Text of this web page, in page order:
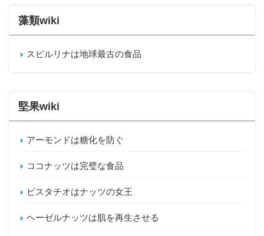
藻類wiki
スピルリナは地球最古の食品
堅果wiki
アーモンドは糖化を防ぐ
ココナッツは完璧な食品
ピスタチオはナッツの女王
ヘーゼルナッツは肌を再生させる